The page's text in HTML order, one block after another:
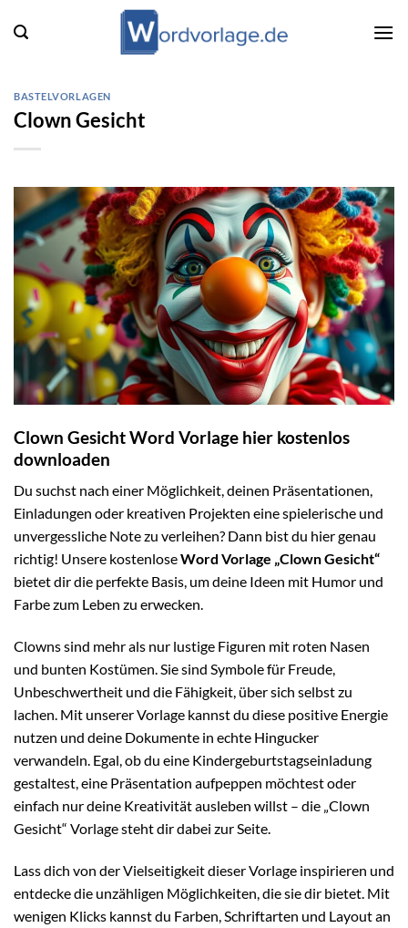
Inhalt
BASTELVORLAGEN
Clown Gesicht
Clown Gesicht Word Vorlage hier kostenlos
downloaden
Du suchst nach einer Möglichkeit, deinen Präsentationen,
Einladungen oder kreativen Projekten eine spielerische und
unvergessliche Note zu verleihen? Dann bist du hier genau
richtig! Unsere kostenloseWord Vorlage „Clown Gesicht“
bietet dir die perfekte Basis, um deine Ideen mit Humor und
Farbe zum Leben zu erwecken.
Clowns sind mehr als nur lustige Figuren mit roten Nasen
und bunten Kostümen. Sie sind Symbole für Freude,
Unbeschwertheit und die Fähigkeit, über sich selbst zu
lachen. Mit unserer Vorlage kannst du diese positive Energie
nutzen und deine Dokumente in echte Hingucker
verwandeln. Egal, ob du eine Kindergeburtstagseinladung
gestaltest, eine Präsentation aufpeppen möchtest oder
einfach nur deine Kreativität ausleben willst – die „Clown
Gesicht“ Vorlage steht dir dabei zur Seite.
Lass dich von der Vielseitigkeit dieser Vorlage inspirieren und
entdecke die unzähligen Möglichkeiten, die sie dir bietet. Mit
wenigen Klicks kannst du Farben, Schriftarten und Layout an